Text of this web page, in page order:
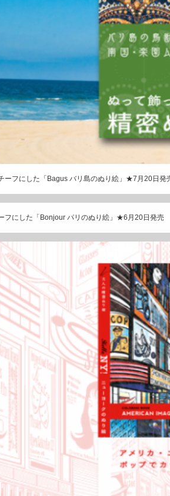
ーフにした「Bagus バリ島のぬり絵」★7月20日発
フにした「Bonjour パリのぬり絵」★6月20日発売